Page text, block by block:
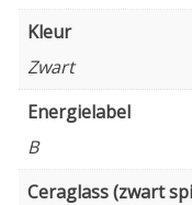
Kleur
Zwart
Energielabel
B
Ceraglass (zwart